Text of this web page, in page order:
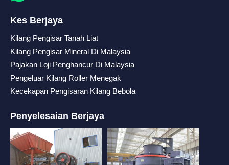
Kes Berjaya
Kilang Pengisar Tanah Liat
Kilang Pengisar Mineral Di Malaysia
Pajakan Loji Penghancur Di Malaysia
Pengeluar Kilang Roller Menegak
Kecekapan Pengisaran Kilang Bebola
Penyelesaian Berjaya